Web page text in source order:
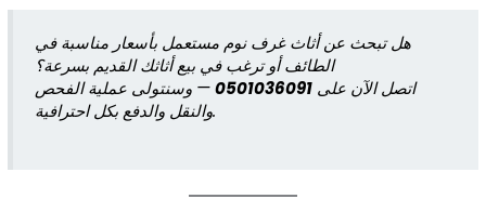
هل تبحث عن أثاث غرف نوم مستعمل بأسعار مناسبة في
الطائف أو ترغب في بيع أثاثك القديم بسرعة؟
اتصل الآن على 0501036091— وسنتولى عملية الفحص
والنقل والدفع بكل احترافية.